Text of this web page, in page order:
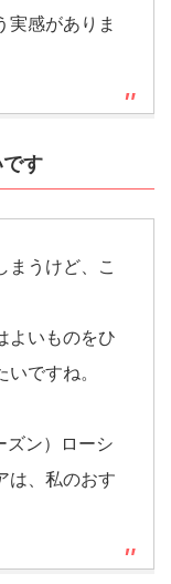
実感がありま
す
まうけど、こ
よいものをひ
ですね。
ズン）ローシ
は、私のおす